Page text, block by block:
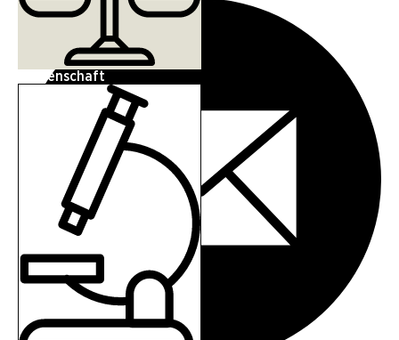
Wissenschaft